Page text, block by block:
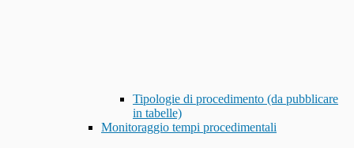
Tipologie di procedimento (da pubblicare
in tabelle)
Monitoraggio tempi procedimentali